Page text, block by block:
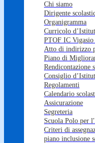
Chi siamo
Dirigente
Organigramma
Curricolo
PTOF IC
Atto di indirizzo
Piano di
Rendicontazione
Consiglio
Regolamenti
Calendario
Assicurazione
Segreteria
Scuola Polo per
Criteri di
piano inclusione